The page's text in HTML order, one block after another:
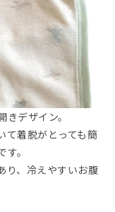
デザイン。
て着脱がとっても簡
。
り、冷えやすいお腹